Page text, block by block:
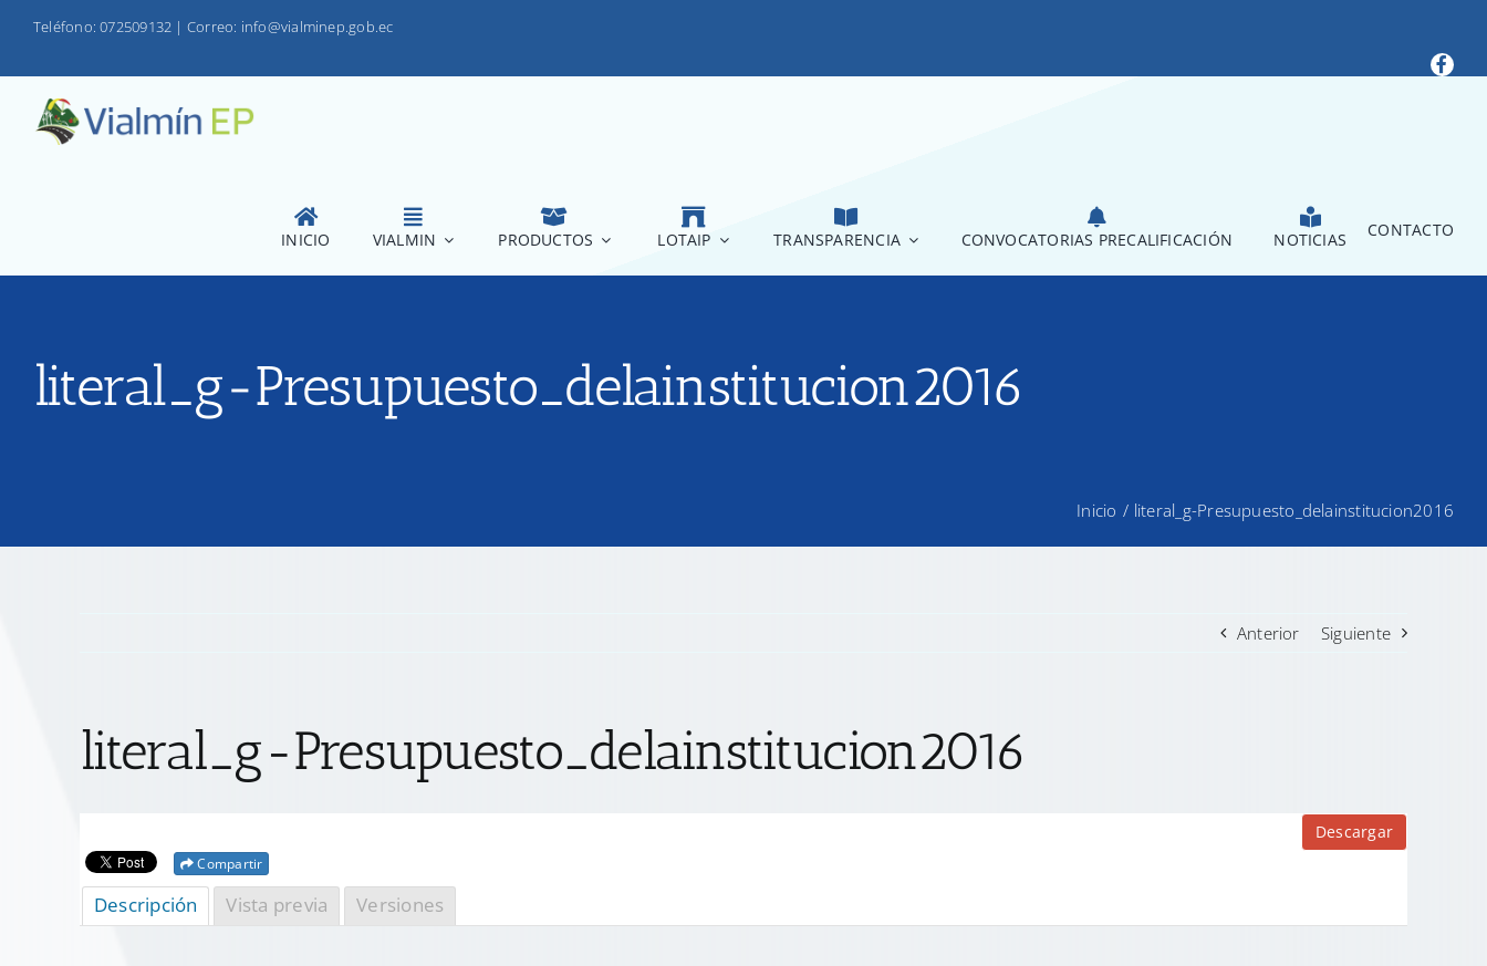
Teléfono: 072509132 | Correo: info@vialminep.gob.ec
INICIO VIALMIN PRODUCTOS LOTAIP TRANSPARENCIA CONVOCATORIAS PRECALIFICACIÓN NOTICIAS CONTACTO
literal_g-Presupuesto_delainstitucion2016
Inicio / literal_g-Presupuesto_delainstitucion2016
Anterior Siguiente
literal_g-Presupuesto_delainstitucion2016
Descargar
Compartir
Descripción Vista previa Versiones